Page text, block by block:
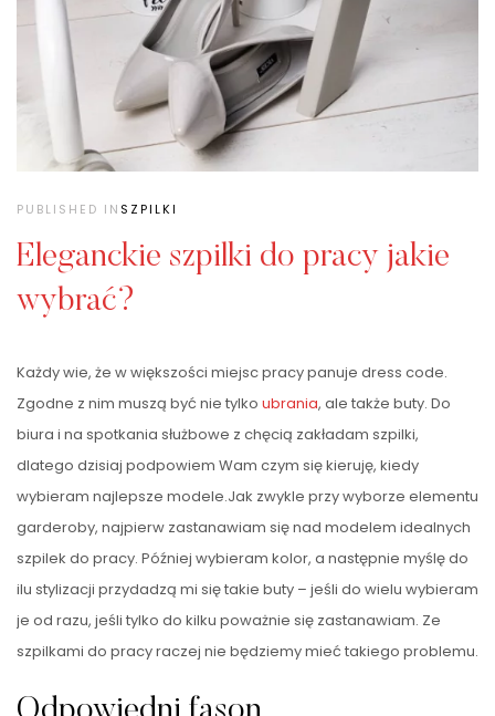
PUBLISHED IN SZPILKI
Eleganckie szpilki do pracy jakie
wybrać?
Każdy wie, że w większości miejsc pracy panuje dress code.
Zgodne z nim muszą być nie tylko ubrania, ale także buty. Do
biura i na spotkania służbowe z chęcią zakładam szpilki,
dlatego dzisiaj podpowiem Wam czym się kieruję, kiedy
wybieram najlepsze modele.Jak zwykle przy wyborze elementu
garderoby, najpierw zastanawiam się nad modelem idealnych
szpilek do pracy. Później wybieram kolor, a następnie myślę do
ilu stylizacji przydadzą mi się takie buty – jeśli do wielu wybieram
je od razu, jeśli tylko do kilku poważnie się zastanawiam. Ze
szpilkami do pracy raczej nie będziemy mieć takiego problemu.